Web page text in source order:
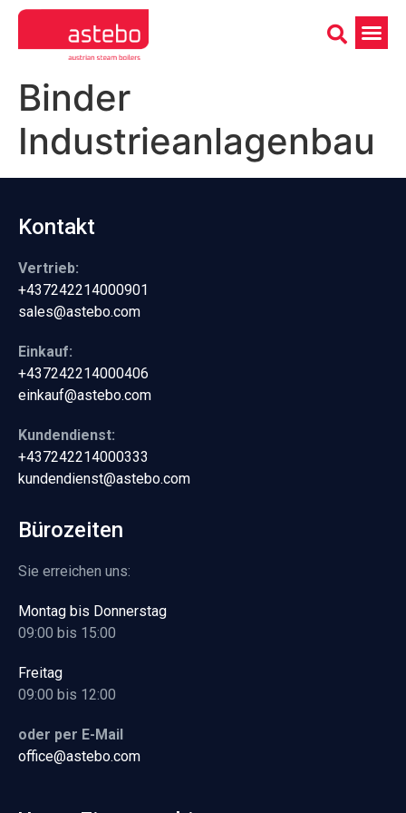
Binder
Industrieanlagenbau
Kontakt
Vertrieb:
+437242214000901
sales@astebo.com
Einkauf:
+437242214000406
einkauf@astebo.com
Kundendienst:
+437242214000333
kundendienst@astebo.com
Bürozeiten
Sie erreichen uns:
Montag bis Donnerstag
09:00 bis 15:00
Freitag
09:00 bis 12:00
oder per E-Mail
office@astebo.com